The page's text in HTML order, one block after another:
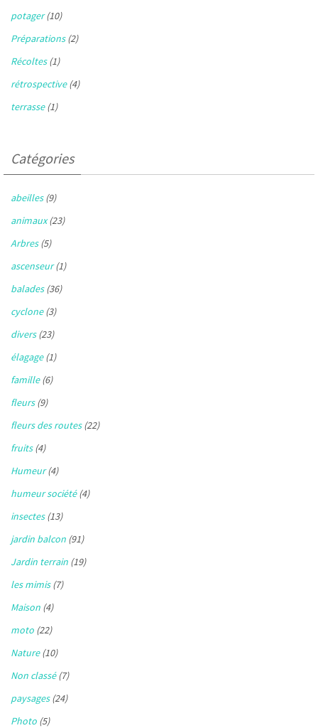
potager(10)
Préparations(2)
Récoltes(1)
rétrospective(4)
terrasse(1)
Catégories
abeilles(9)
animaux(23)
Arbres(5)
ascenseur(1)
balades(36)
cyclone(3)
divers(23)
élagage(1)
famille(6)
fleurs(9)
fleurs des routes(22)
fruits(4)
Humeur(4)
humeur société(4)
insectes(13)
jardin balcon (91)
Jardin terrain (19)
les mimis(7)
Maison (4)
moto (22)
Nature(10)
Non classé(7)
paysages(24)
Photo (5)